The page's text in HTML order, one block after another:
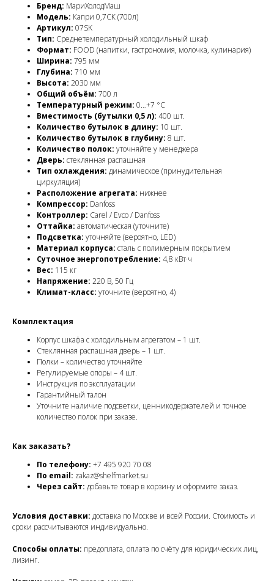
Бренд: МариХолодМаш
Модель: Капри 0,7СК (700л)
Артикул: 07SK
Тип: Среднетемпературный холодильный шкаф
Формат: FOOD (напитки, гастрономия, молочка, кулинария)
Ширина: 795 мм
Глубина: 710 мм
Высота: 2030 мм
Общий объём: 700 л
Температурный режим: 0…+7 °C
Вместимость (бутылки 0,5 л): 400 шт.
Количество бутылок в длину: 10 шт.
Количество бутылок в глубину: 8 шт.
Количество полок: уточняйте у менеджера
Дверь: стеклянная распашная
Тип охлаждения: динамическое (принудительная
циркуляция)
Расположение агрегата: нижнее
Компрессор: Danfoss
Контроллер: Carel / Evco / Danfoss
Оттайка: автоматическая (уточните)
Подсветка: уточняйте (вероятно, LED)
Материал корпуса: сталь с полимерным покрытием
Суточное энергопотребление: 4,8 кВт·ч
Вес: 115 кг
Напряжение: 220 В, 50 Гц
Климат-класс: уточните (вероятно, 4)
Комплектация
Корпус шкафа с холодильным агрегатом – 1 шт.
Стеклянная распашная дверь – 1 шт.
Полки – количество уточняйте
Регулируемые опоры – 4 шт.
Инструкция по эксплуатации
Гарантийный талон
Уточните наличие подсветки, ценникодержателей и точное
количество полок при заказе.
Как заказать?
По телефону: +7 495 920 70 08
По email: zakaz@shelfmarket.su
Через сайт: добавьте товар в корзину и оформите заказ.
Условия доставки: доставка по Москве и всей России. Стоимость и
сроки рассчитываются индивидуально.
Способы оплаты: предоплата, оплата по счёту для юридических лиц,
лизинг.